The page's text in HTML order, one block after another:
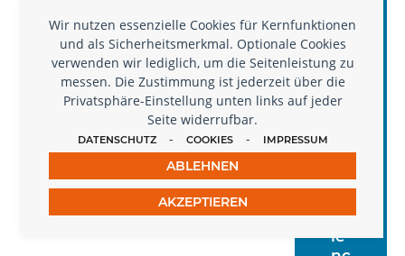
Wir nutzen essenzielle Cookies für Kernfunktionen
und als Sicherheitsmerkmal. Optionale Cookies
verwenden wir lediglich, um die Seitenleistung zu
messen. Die Zustimmung ist jederzeit über die
Privatsphäre-Einstellung unten links auf jeder
Seite widerrufbar.
DATENSCHUTZ - COOKIES - IMPRESSUM
AKZEPTIEREN
ABLEHNEN
uc
ati
o
n
R
h
Sc
ie